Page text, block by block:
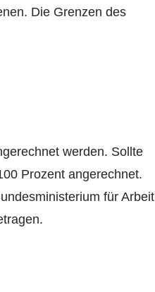
Die Grenzen des
werden. Sollte
Prozent angerechnet.
für Arbeit